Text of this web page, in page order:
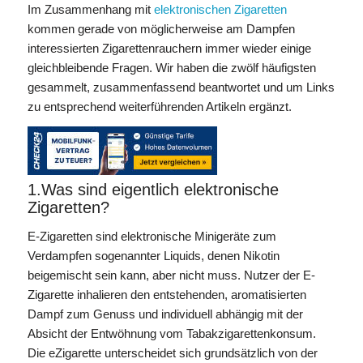
Im Zusammenhang mit elektronischen Zigaretten
kommen gerade von möglicherweise am Dampfen
interessierten Zigarettenrauchern immer wieder einige
gleichbleibende Fragen. Wir haben die zwölf häufigsten
gesammelt, zusammenfassend beantwortet und um Links
zu entsprechend weiterführenden Artikeln ergänzt.
1.Was sind eigentlich elektronische
Zigaretten?
E-Zigaretten sind elektronische Minigeräte zum
Verdampfen sogenannter Liquids, denen Nikotin
beigemischt sein kann, aber nicht muss. Nutzer der E-
Zigarette inhalieren den entstehenden, aromatisierten
Dampf zum Genuss und individuell abhängig mit der
Absicht der Entwöhnung vom Tabakzigarettenkonsum.
Die eZigarette unterscheidet sich grundsätzlich von der